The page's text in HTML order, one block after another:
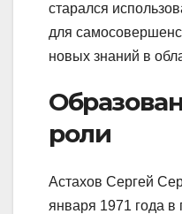
старался
для
новых знаний в
роли
Астахов Сергей
января 1971 года